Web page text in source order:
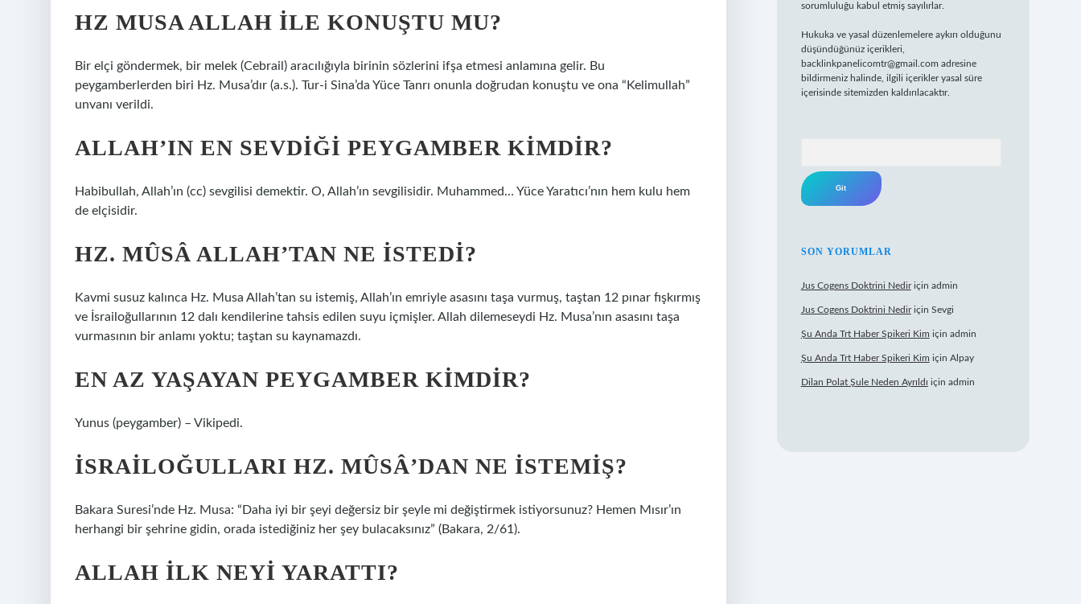
HZ MUSA ALLAH ILE KONUŞTU MU?
Bir elçi göndermek, bir melek (Cebrail) aracılığıyla birinin sözlerini ifşa etmesi anlamına gelir. Bu
peygamberlerden biri Hz. Musa’dır (a.s.). Tur-i Sina’da Yüce Tanrı onunla doğrudan konuştu ve ona “Kelimullah”
unvanı verildi.
ALLAH’IN EN SEVDIĞI PEYGAMBER KIMDIR?
Habibullah, Allah’ın (cc) sevgilisi demektir. O, Allah’ın sevgilisidir. Muhammed… Yüce Yaratıcı’nın hem kulu hem
de elçisidir.
HZ. MÛSÂ ALLAH’TAN NE ISTEDI?
Kavmi susuz kalınca Hz. Musa Allah’tan su istemiş, Allah’ın emriyle asasını taşa vurmuş, taştan 12 pınar fışkırmış
ve İsrailoğullarının 12 dalı kendilerine tahsis edilen suyu içmişler. Allah dilemeseydi Hz. Musa’nın asasını taşa
vurmasının bir anlamı yoktu; taştan su kaynamazdı.
EN AZ YAŞAYAN PEYGAMBER KIMDIR?
Yunus (peygamber) – Vikipedi.
İSRAILOĞULLARI HZ. MÛSÂ’DAN NE ISTEMIŞ?
Bakara Suresi’nde Hz. Musa: “Daha iyi bir şeyi değersiz bir şeyle mi değiştirmek istiyorsunuz? Hemen Mısır’ın
herhangi bir şehrine gidin, orada istediğiniz her şey bulacaksınız” (Bakara, 2/61).
ALLAH ILK NEYI YARATTI?
sorumluluğu kabul etmiş sayılırlar.
Hukuka ve yasal düzenlemelere aykırı olduğunu
düşündüğünüz içerikleri,
backlinkpanelicomtr@gmail.com adresine
bildirmeniz halinde, ilgili içerikler yasal süre
içerisinde sitemizden kaldırılacaktır.
SON YORUMLAR
Jus Cogens Doktrini Nediriçin admin
Jus Cogens Doktrini Nediriçin Sevgi
Şu Anda Trt Haber Spikeri Kim için admin
Şu Anda Trt Haber Spikeri Kim için Alpay
Dilan Polat Şule Neden Ayrıldı için admin